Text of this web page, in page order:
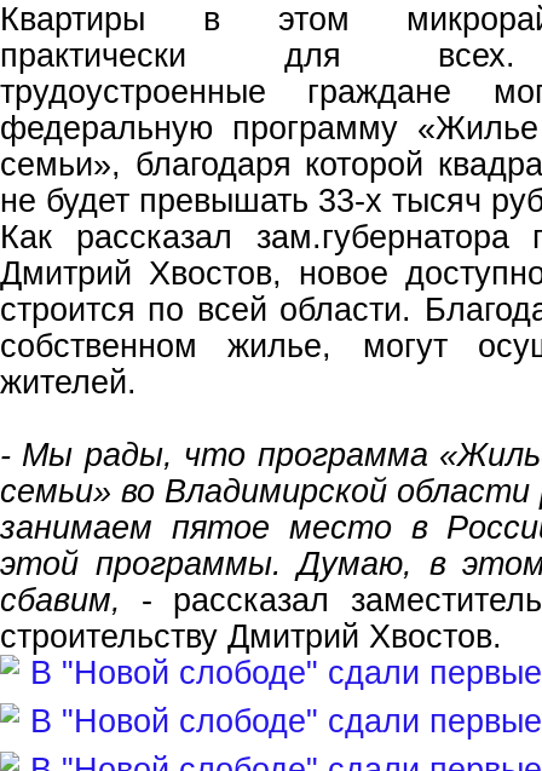
Квартиры в этом
практически для всех.
трудоустроенные граждане
федеральную программу
семьи», благодаря которой
не будет превышать 33-х тысяч
Как рассказал зам.губернатора
Дмитрий Хвостов, новое
строится по всей области.
собственном жилье, могут
жителей.
- Мы рады, что программа
семьи» во Владимирской
занимаем пятое место в
этой программы. Думаю, в
сбавим, - рассказал
строительству Дмитрий Хвостов.